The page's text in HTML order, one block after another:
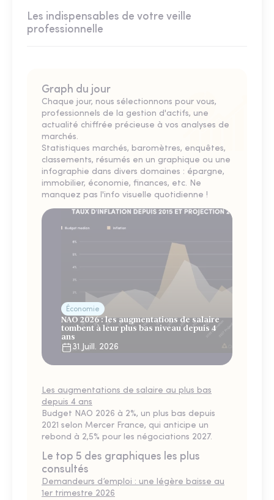
Les indispensables de votre veille
professionnelle
Graph du jour
Chaque jour, nous sélectionnons pour vous,
professionnels de la gestion d'actifs, une
actualité chiffrée précieuse à vos analyses de
marchés.
Statistiques marchés, baromètres, enquêtes,
classements, résumés en un graphique ou une
infographie dans divers domaines : épargne,
immobilier, économie, finances, etc. Ne
manquez pas l'info visuelle quotidienne !
Économie
NAO 2026 : les augmentations de salaire
tombent à leur plus bas niveau depuis 4
ans
31 Juill. 2026
Les augmentations de salaire au plus bas
depuis 4 ans
Budget NAO 2026 à 2%, un plus bas depuis
2021 selon Mercer France, qui anticipe un
rebond à 2,5% pour les négociations 2027.
Le top 5 des graphiques les plus
consultés
Demandeurs d’emploi : une légère baisse au
1er trimestre 2026